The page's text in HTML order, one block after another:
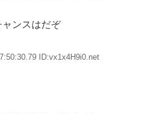
ンスはだぞ
ID:vx1x4H9i0.net